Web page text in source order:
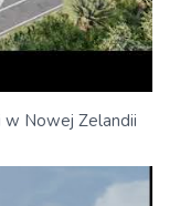
w Nowej Zelandii